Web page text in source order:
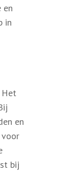
en
in
Het
en
voor
bij